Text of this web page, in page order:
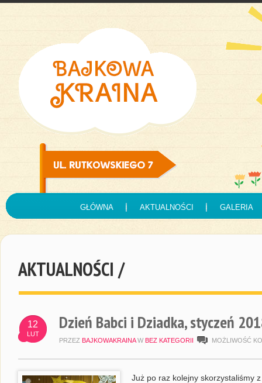
GŁÓWNA AKTUALNOŚCI GALERIA
AKTUALNOŚCI /
12
LUT
Dzień Babci i Dziadka, styczeń
PRZEZ BAJKOWAKRAINA W BEZ KATEGORII MOŻLIWOŚĆ
Już po raz kolejny skorzystaliśmy